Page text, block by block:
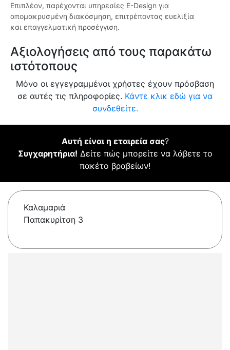
Επιπλέον, παρέχονται υπηρεσίες E-Design για
απομακρυσμένη διακόσμηση, επιτρέποντας ευελιξία
και επαγγελματική προσέγγιση.
Αξιολογήσεις από τους παρακάτω
ιστότοπους
Μόνο οι εγγεγραμμένοι χρήστες έχουν πρόσβαση
σε αυτές τις πληροφορίες. Κάντε κλικ εδώ για να
συνδεθείτε.
Αυτή είναι η εταιρεία σας?
Συγχαρητήρια! Δείτε πώς μπορείτε να λάβετε το
πακέτο βραβείων!
Καλαμαριά
Παπακυρίτση 3